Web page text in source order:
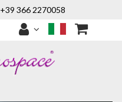
+39 366 2270058